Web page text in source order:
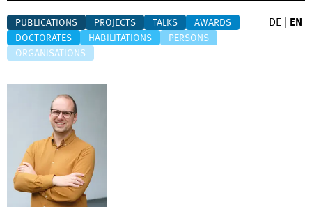
PUBLICATIONS PROJECTS TALKS
AWARDS
DOCTORATES
HABILITATIONS
PERSONS
ORGANISATIONS
DE EN